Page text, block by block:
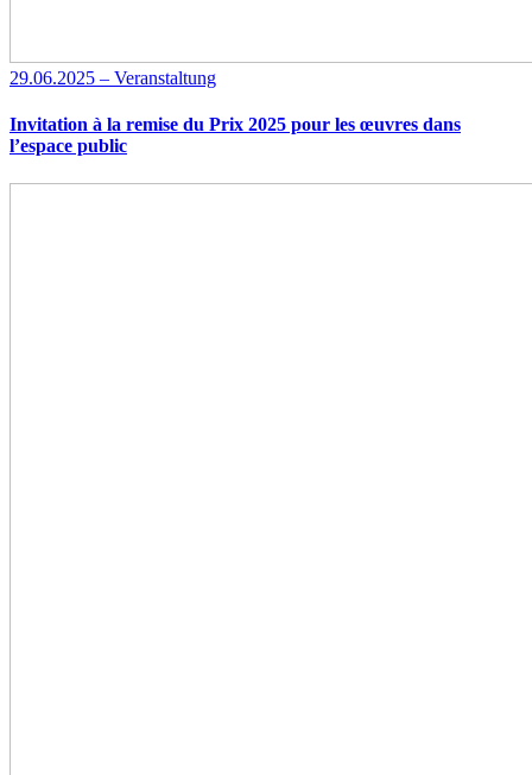
29.06.2025 – Veranstaltung
Invitation à la remise du Prix 2025 pour les œuvres dans
l’espace public